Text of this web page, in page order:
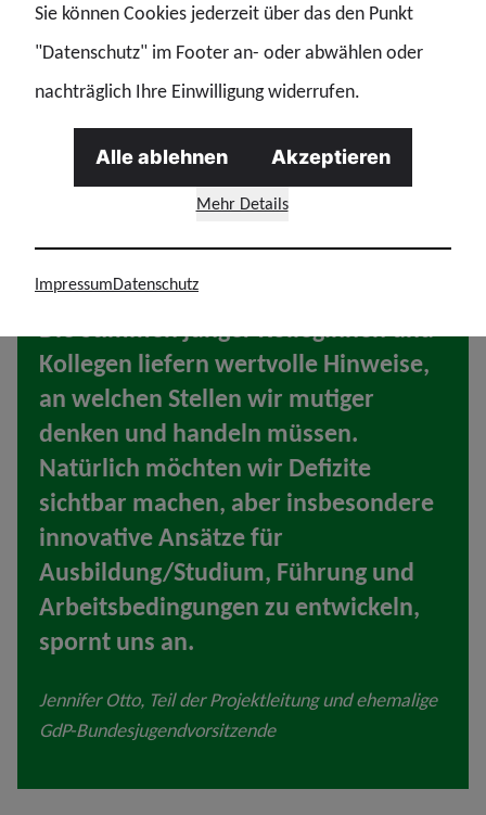
Die Stimmen junger Kolleginnen und
Kollegen liefern wertvolle Hinweise,
an welchen Stellen wir mutiger
denken und handeln müssen.
Natürlich möchten wir Defizite
sichtbar machen, aber insbesondere
innovative Ansätze für
Ausbildung/Studium, Führung und
Arbeitsbedingungen zu entwickeln,
spornt uns an.
Jennifer Otto, Teil der Projektleitung und ehemalige
GdP-Bundesjugendvorsitzende
Sie können Cookies jederzeit über das den Punkt
"Datenschutz" im Footer an- oder abwählen oder
nachträglich Ihre Einwilligung widerrufen.
Mehr Details
Alle ablehnen Akzeptieren
ImpressumDatenschutz